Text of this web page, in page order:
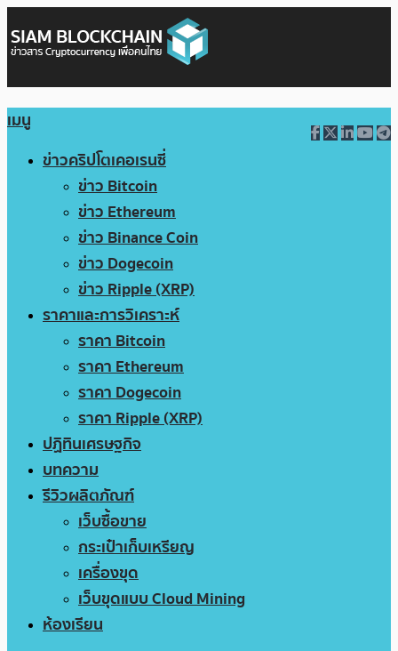
เมนู
ข่าวคริปโตเคอเรนซี่
ข่าว Bitcoin
ข่าว Ethereum
ข่าว Binance Coin
ข่าว Dogecoin
ข่าว Ripple (XRP)
ราคาและการวิเคราะห์
ราคา Bitcoin
ราคา Ethereum
ราคา Dogecoin
ราคา Ripple (XRP)
ปฏิทินเศรษฐกิจ
บทความ
รีวิวผลิตภัณฑ์
เว็บซื้อขาย
กระเป๋าเก็บเหรียญ
เครื่องขุด
เว็บขุดแบบ Cloud Mining
ห้องเรียน